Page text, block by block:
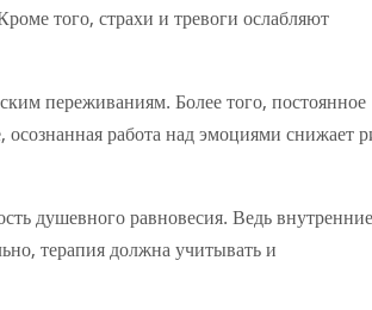
того, страхи и тревоги ослабляют
переживаниям. Более того, постоянное
работа над эмоциями снижает
душевного равновесия. Ведь внутренние
терапия должна учитывать и